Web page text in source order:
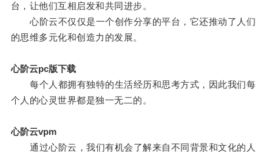
台，让他们互相启发和共同进步。
心阶云不仅仅是一个创作分享的平台，它还推动了人们
的思维多元化和创造力的发展。
心阶云pc版下载
每个人都拥有独特的生活经历和思考方式，因此我们每
个人的心灵世界都是独一无二的。
心阶云vpm
通过心阶云，我们有机会了解来自不同背景和文化的人